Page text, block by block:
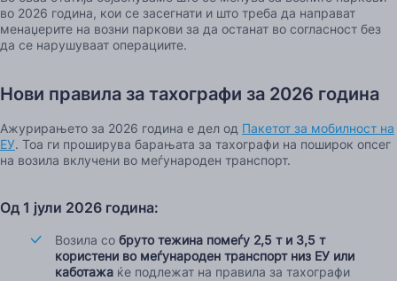
во 2026 година, кои се засегнати и што треба да направат
менаџерите на возни паркови за да останат во согласност без
да се нарушуваат операциите.
Нови правила за тахографи за 2026 година
Ажурирањето за 2026 година е дел од Пакетот за мобилност на
ЕУ. Тоа ги проширува барањата за тахографи на поширок опсег
на возила вклучени во меѓународен транспорт.
Од 1 јули 2026 година:
Возила со бруто тежина помеѓу 2,5 т и 3,5 т
користени во меѓународен транспорт низ ЕУ или
каботажа ќе подлежат на правила за тахографи